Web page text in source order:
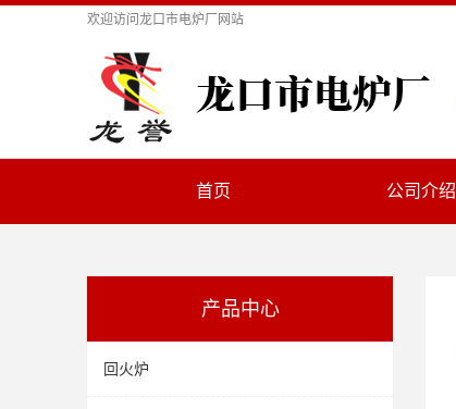
欢迎访问 龙口市电炉厂 网站
首页 公司介绍
产品中心
回火炉